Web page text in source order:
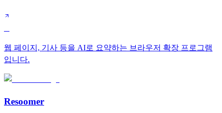
웹 페이지, 기사 등을 AI로 요약하는 브라우저 확장 프로그램
입니다.
Resoomer